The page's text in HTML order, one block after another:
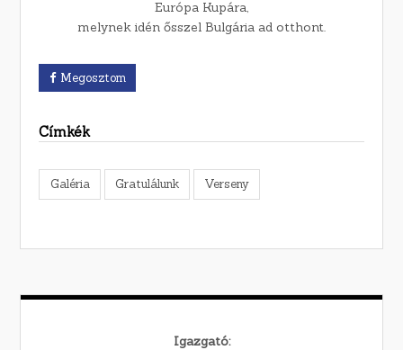
Európa Kupára,
melynek idén ősszel Bulgária ad otthont.
Megosztom
Címkék
Galéria Gratulálunk Verseny
Igazgató: